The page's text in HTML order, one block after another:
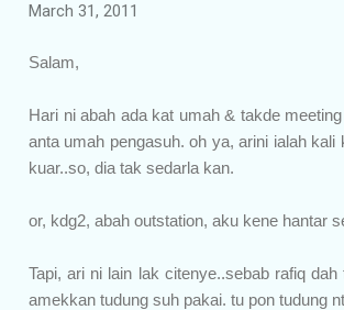
March 31, 2011
Salam,
Hari ni abah ada kat umah & takde
anta umah pengasuh. oh ya, arini ialah
kuar..so, dia tak sedarla kan.
or, kdg2, abah outstation, aku kene hantar
Tapi, ari ni lain lak citenye..sebab rafiq
amekkan tudung suh pakai. tu pon tudung